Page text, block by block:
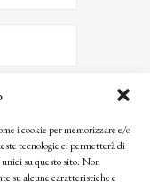
i cookie per memorizzare e/o
tecnologie ci permetterà di
su questo sito. Non
su alcune caratteristiche e
saranno trattate